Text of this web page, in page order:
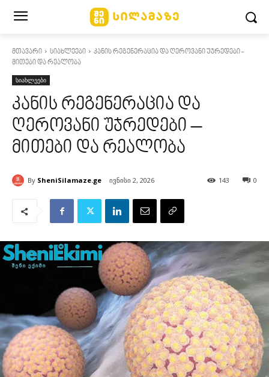
მთავარი სიახლეები
კანის რეგენერაცია და ღეროვანი უჯრედები -
მითები და რეალობა
სიახლეები
კანის რეგენერაცია და
ღეროვანი უჯრედები –
მითები და რეალობა
By SheniSilamaze.ge ივნისი 2, 2026 0
143